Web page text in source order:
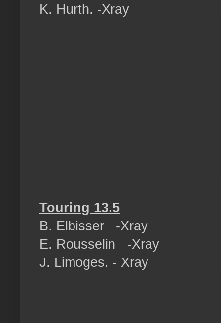
K. Hurth. -Xray
Touring 13.5
B. Elbisser -Xray
E. Rousselin -Xray
J. Limoges. - Xray